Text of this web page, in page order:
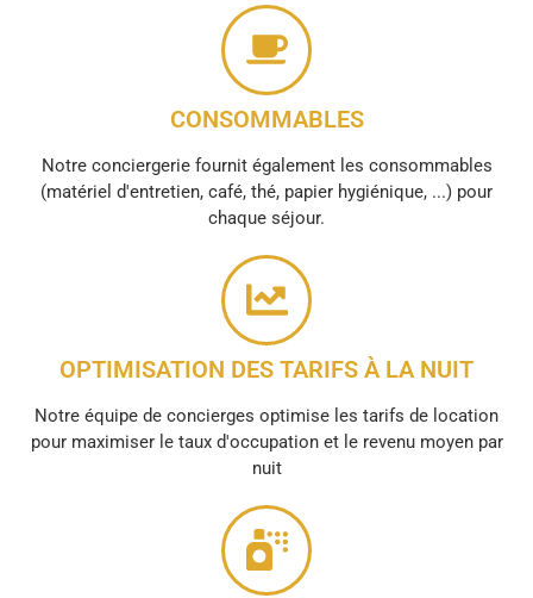
CONSOMMABLES
Notre conciergerie fournit également les consommables
(matériel d'entretien, café, thé, papier hygiénique, ...) pour
chaque séjour.
OPTIMISATION DES TARIFS À LA NUIT
Notre équipe de concierges optimise les tarifs de location
pour maximiser le taux d'occupation et le revenu moyen par
nuit